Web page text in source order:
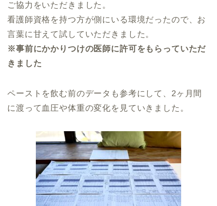
ご協力をいただきました。
看護師資格を持つ方が側にいる環境だったので、お
言葉に甘えて試していただきました。
※事前にかかりつけの医師に許可をもらっていただ
きました
ペーストを飲む前のデータも参考にして、2ヶ月間
に渡って血圧や体重の変化を見ていきました。